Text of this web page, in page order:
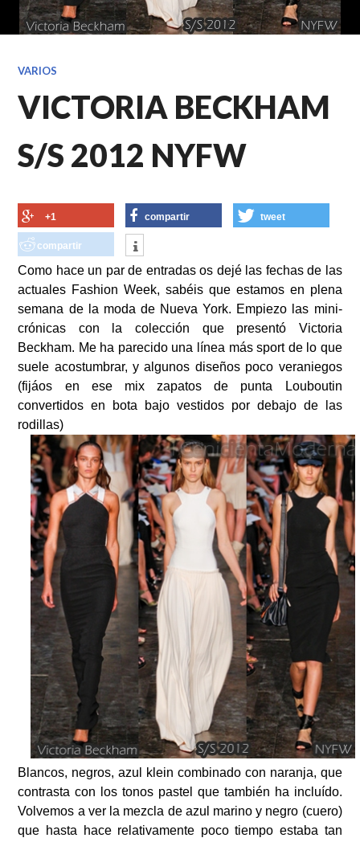
VARIOS
VICTORIA BECKHAM
S/S 2012 NYFW
+1 compartir tweet
compartir
Como hace un par de entradas os dejé las fechas de las
actuales Fashion Week, sabéis que estamos en plena
semana de la moda de Nueva York. Empiezo las mini-
crónicas con la colección que presentó Victoria
Beckham. Me ha parecido una línea más sport de lo que
suele acostumbrar, y algunos diseños poco veraniegos
(fijáos en ese mix zapatos de punta Louboutin
convertidos en bota bajo vestidos por debajo de las
rodillas)
Blancos, negros, azul klein combinado con naranja, que
contrasta con los tonos pastel que también ha incluído.
Volvemos a ver la mezcla de azul marino y negro (cuero)
que hasta hace relativamente poco tiempo estaba tan